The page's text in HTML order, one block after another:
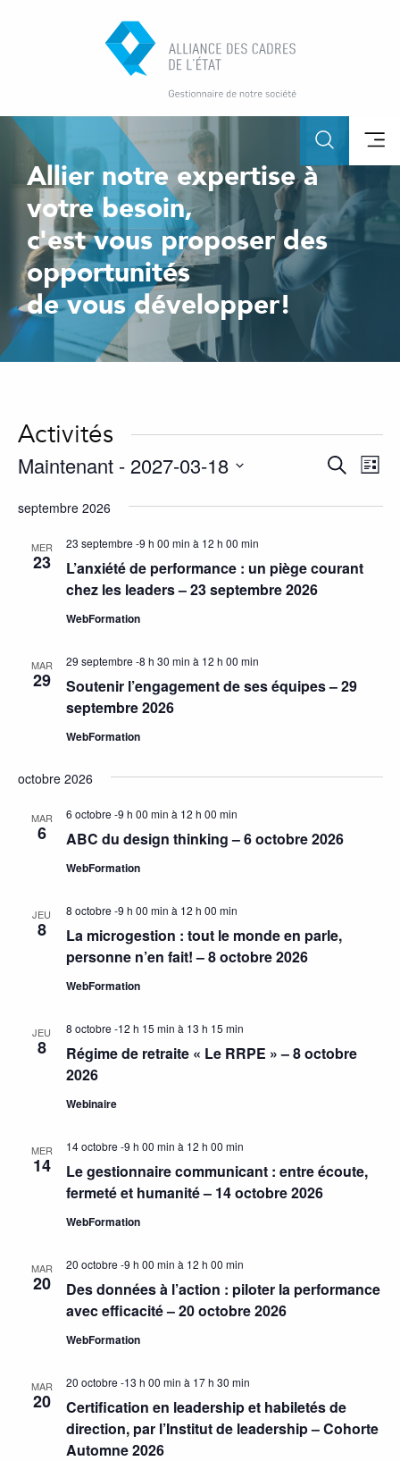
Allier notre expertise à
votre besoin,
c'est vous proposer des
opportunités
de vous développer!
Activités
Recherche
Liste
Maintenant - 2027-03-18
la
septembre 2026
MER
23
L’anxiété de performance : un piège courant
chez les leaders – 23 septembre 2026
23 septembre -9 h 00 min à 12 h 00 min
WebFormation
MAR
29
Soutenir l’engagement de ses équipes – 29
septembre 2026
29 septembre -8 h 30 min à 12 h 00 min
WebFormation
octobre 2026
MAR
6 ABC du design thinking – 6 octobre 2026
6 octobre -9 h 00 min à 12 h 00 min
WebFormation
JEU
8
La microgestion : tout le monde en parle,
personne n’en fait! – 8 octobre 2026
8 octobre -9 h 00 min à 12 h 00 min
WebFormation
JEU
8
Régime de retraite « Le RRPE » – 8 octobre
2026
8 octobre -12 h 15 min à 13 h 15 min
Webinaire
MER
14
Le gestionnaire communicant : entre écoute,
fermeté et humanité – 14 octobre 2026
14 octobre -9 h 00 min à 12 h 00 min
WebFormation
MAR
20
Des données à l’action : piloter la performance
avec efficacité – 20 octobre 2026
20 octobre -9 h 00 min à 12 h 00 min
WebFormation
MAR
20
Certification en leadership et habiletés de
direction, par l’Institut de leadership – Cohorte
Automne 2026
20 octobre -13 h 00 min à 17 h 30 min